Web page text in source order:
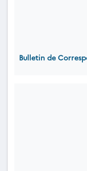
Bulletin de